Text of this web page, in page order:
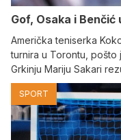
Gof, Osaka i
Američka teniserka
turnira u Torontu,
Grkinju Mariju Sakari
SPORT